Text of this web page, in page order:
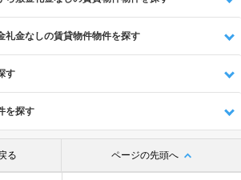
礼金なしの賃貸物件物件を探す
す
を探す
る ページの先頭へ